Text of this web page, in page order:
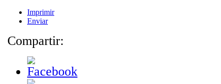
Imprimir
Enviar
Compartir: